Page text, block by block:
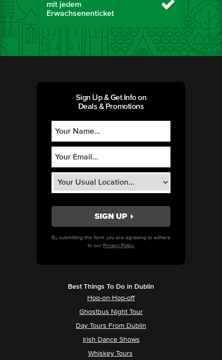
mit jedem
Erwachsenenticket
Sign Up & Get Info on
Deals & Promotions
By submitting this form you are agreeing to adhere
to our Privacy Policy.
Best Things To Do in Dublin
Hop-on Hop-off
Ghostbus Night Tour
Day Tours From Dublin
Irish Dance Shows
Whiskey Tours